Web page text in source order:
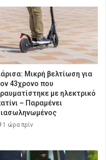
Μικρή βελτίωση για
43χρονο που
με ηλεκτρικό
– Παραμένει
1 ώρα πρίν